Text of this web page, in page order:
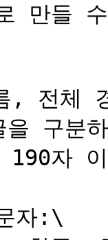
, 전체
을 구분
자